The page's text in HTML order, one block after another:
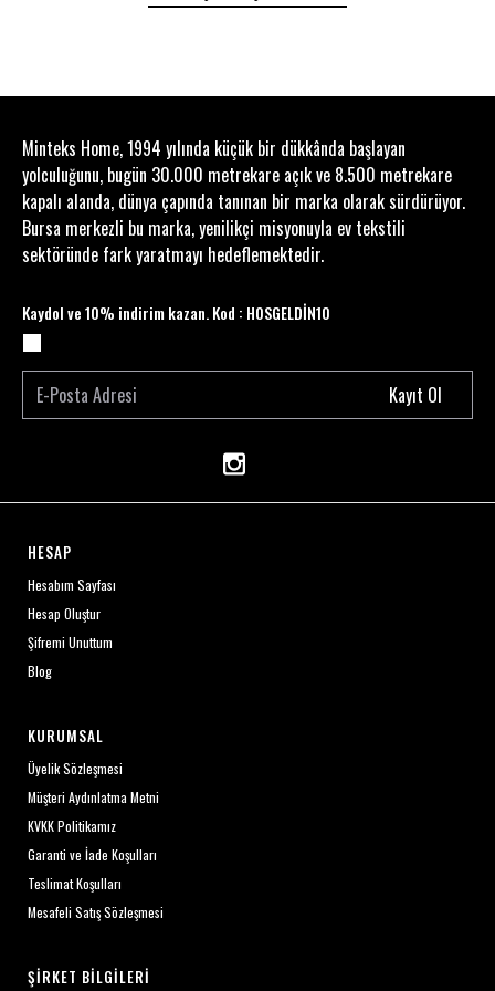
Kalite ve Dayanıklılık
MİNTEKS, kaliteyi ön planda tutarak, bu havlunun
uzun ömürlü olmasını sağlamaktadır. Yıkama
sonrası formunu koruyarak, yıllarca kullanılabilir.
Pastoral Meric el ve yüz havlusu, hem estetik hem
de işlevsellik arayanlar için mükemmel bir
tercihtir.
Minteks Home, 1994 yılında küçük bir dükkânda başlayan
yolculuğunu, bugün 30.000 metrekare açık ve 8.500 metrekare
kapalı alanda, dünya çapında tanınan bir marka olarak sürdürüyor.
Bursa merkezli bu marka, yenilikçi misyonuyla ev tekstili
sektöründe fark yaratmayı hedeflemektedir.
Kaydol ve 10% indirim kazan. Kod : HOSGELDİN10
Kayıt Ol
HESAP
Hesabım Sayfası
Hesap Oluştur
Şifremi Unuttum
Blog
KURUMSAL
Üyelik Sözleşmesi
Müşteri Aydınlatma Metni
KVKK Politikamız
Garanti ve İade Koşulları
Teslimat Koşulları
Mesafeli Satış Sözleşmesi
ŞIRKET BILGILERI